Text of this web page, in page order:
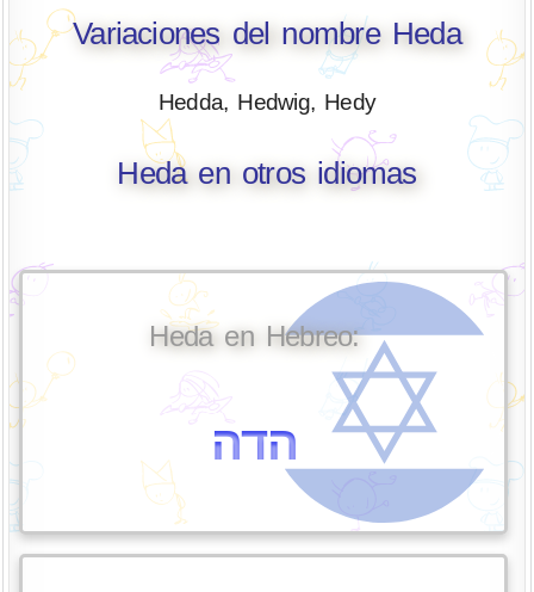
Variaciones del nombre Heda
Hedda, Hedwig, Hedy
Heda en otros idiomas
Heda en Hebreo:
הדה